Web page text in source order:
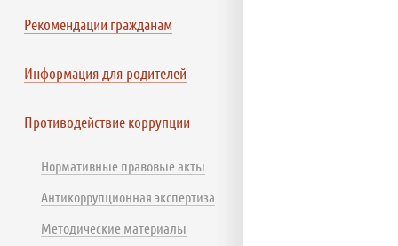
Рекомендации гражданам
Информация для родителей
Противодействие коррупции
Нормативные правовые акты
Антикоррупционная экспертиза
Методические материалы